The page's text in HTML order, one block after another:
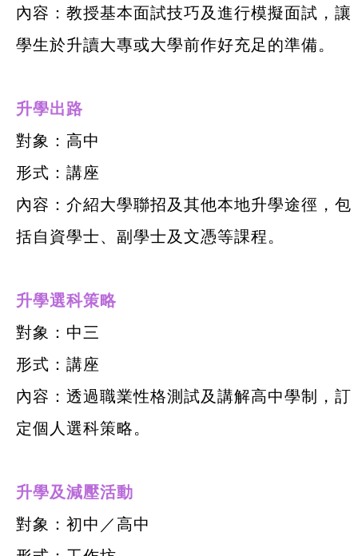
內容：教授基本面試技巧及進行模擬面試，讓
學生於升讀大專或大學前作好充足的準備。
升學出路
對象：高中
形式：講座
內容：介紹大學聯招及其他本地升學途徑，包
括自資學士、副學士及文憑等課程。
升學選科策略
對象：中三
形式：講座
內容：透過職業性格測試及講解高中學制，訂
定個人選科策略。
升學及減壓活動
對象：初中／高中